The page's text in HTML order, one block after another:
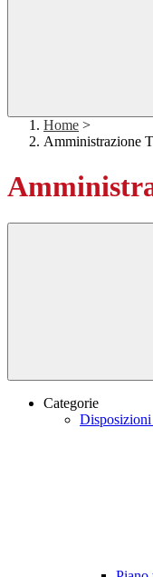
Home >
Amministrazione
Categorie
Disposizioni